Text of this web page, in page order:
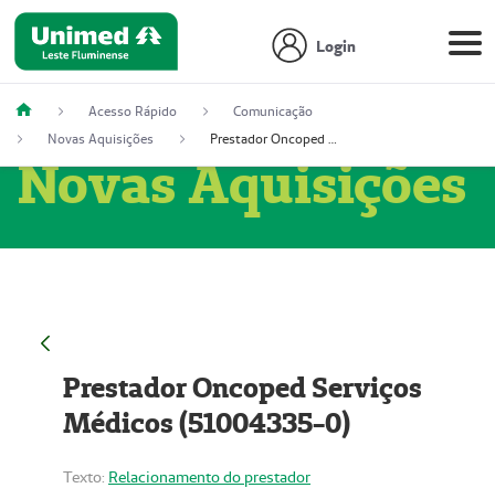
Login
Acesso Rápido
Comunicação
Novas Aquisições
Prestador Oncoped Serviços Médicos (51004335-0)
Novas Aquisições
Prestador Oncoped Serviços
Médicos (51004335-0)
Texto: Relacionamento do prestador